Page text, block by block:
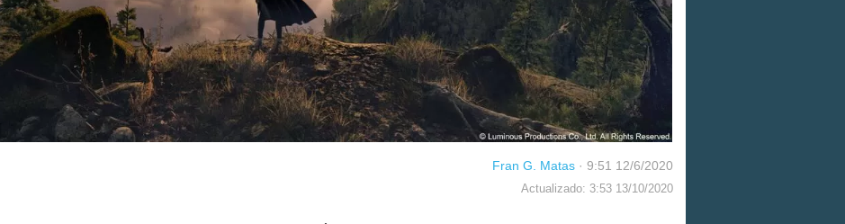
Fran G. Matas · 9:51 12/6/2020
Actualizado: 3:53 13/10/2020